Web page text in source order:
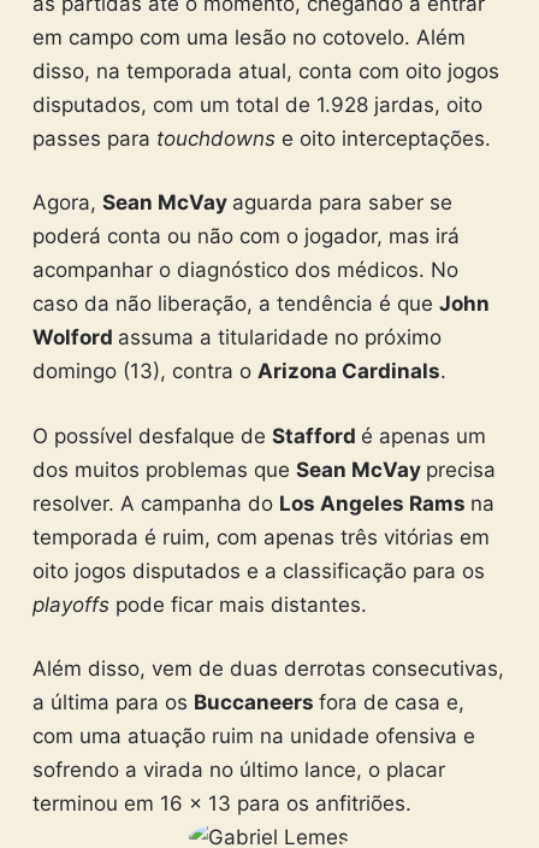
em campo com uma lesão no cotovelo. Além
disso, na temporada atual, conta com oito jogos
disputados, com um total de 1.928 jardas, oito
passes para touchdowns e oito interceptações.
Agora, Sean McVay aguarda para saber se
poderá conta ou não com o jogador, mas irá
acompanhar o diagnóstico dos médicos. No
caso da não liberação, a tendência é que John
Wolford assuma a titularidade no próximo
domingo (13), contra o Arizona Cardinals.
O possível desfalque de Stafford é apenas um
dos muitos problemas que Sean McVay precisa
resolver. A campanha do Los Angeles Rams na
temporada é ruim, com apenas três vitórias em
oito jogos disputados e a classificação para os
playoffs pode ficar mais distantes.
Além disso, vem de duas derrotas consecutivas,
a última para os Buccaneers fora de casa e,
com uma atuação ruim na unidade ofensiva e
sofrendo a virada no último lance, o placar
terminou em 16 x 13 para os anfitriões.